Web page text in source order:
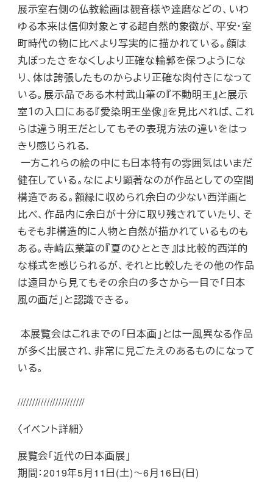
展示室右側の仏教絵画は観音様や達磨などの、いわ
ゆる本来は信仰対象とする超自然的象徴が、平安・室
町時代の物に比べより写実的に描かれている。顔は
丸ぼったさをなくしより正確な輪郭を保つようにな
り、体は誇張したものからより正確な肉付きになって
いる。展示品である木村武山筆の『不動明王』と展示
室１の入口にある『愛染明王坐像』を見比べれば、これ
らは違う明王だとしてもその表現方法の違いをはっ
きり感じられる．
一方これらの絵の中にも日本特有の雰囲気はいまだ
健在している。なにより顕著なのが作品としての空間
構造である。額縁に収められ余白の少ない西洋画と
比べ、作品内に余白が十分に取り残されていたり、そ
もそも非構造的に人物と自然が描かれているものも
ある。寺崎広業筆の『夏のひととき』は比較的西洋的
な様式を感じられるが、それと比較したその他の作品
は遠目から見てもその余白の多さから一目で「日本
風の画だ」と認識できる。
本展覧会はこれまでの「日本画」とは一風異なる作品
が多く出展され、非常に見ごたえのあるものになって
いる。
///////////////////////
〈イベント詳細〉
展覧会「近代の日本画展」
期間：2019年5月11日(土)～6月16日(日)